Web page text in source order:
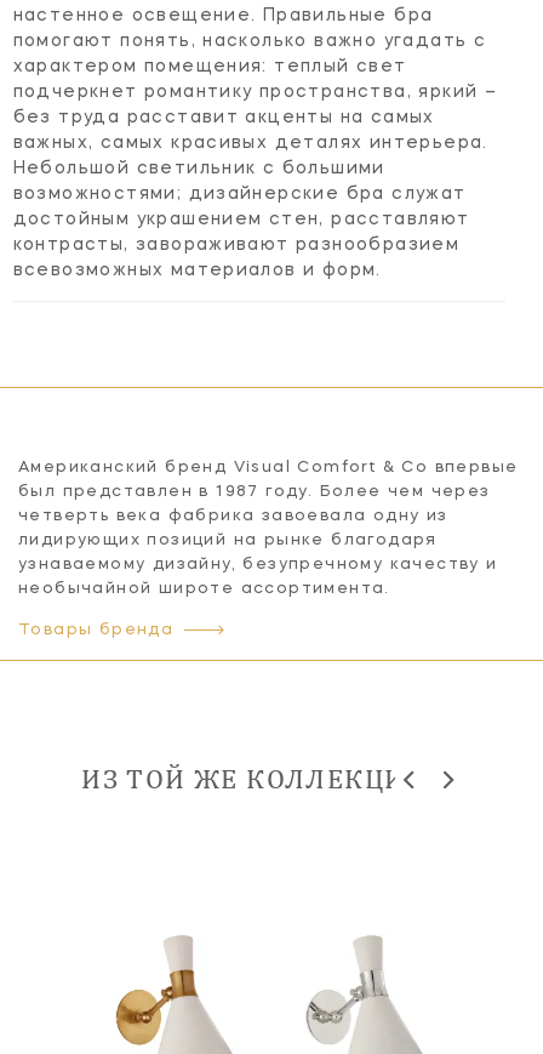
настенное освещение. Правильные бра
помогают понять, насколько важно угадать с
характером помещения: теплый свет
подчеркнет романтику пространства, яркий –
без труда расставит акценты на самых
важных, самых красивых деталях интерьера.
Небольшой светильник с большими
возможностями; дизайнерские бра служат
достойным украшением стен, расставляют
контрасты, завораживают разнообразием
всевозможных материалов и форм.
Американский бренд Visual Comfort & Co впервые
был представлен в 1987 году. Более чем через
четверть века фабрика завоевала одну из
лидирующих позиций на рынке благодаря
узнаваемому дизайну, безупречному качеству и
необычайной широте ассортимента.
Товары бренда
ИЗ ТОЙ ЖЕ КОЛЛЕКЦИИ